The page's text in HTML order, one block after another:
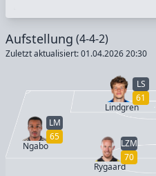
Aufstellung (4-4-2)
Zuletzt aktualisiert: 01.04.2026 20:30
LZM
70
Rygaard
LM
65
Ngabo
LS
61
Lindgren